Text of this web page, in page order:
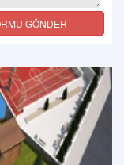
GÖNDER